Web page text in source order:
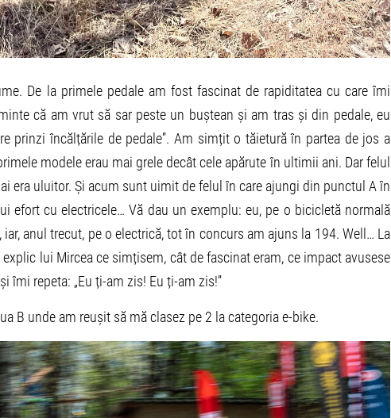
De la primele pedale am fost fascinat de rapiditatea cu care îmi
că am vrut să sar peste un buștean și am tras și din pedale, eu
prinzi încălțările de pedale”. Am simțit o tăietură în partea de jos a
modele erau mai grele decât cele apărute în ultimii ani. Dar felul
era uluitor. Și acum sunt uimit de felul în care ajungi din punctul A în
efort cu electricele… Vă dau un exemplu: eu, pe o bicicletă normală
anul trecut, pe o electrică, tot în concurs am ajuns la 194. Well… La
lui Mircea ce simțisem, cât de fascinat eram, ce impact avusese
îmi repeta: „Eu ți-am zis! Eu ți-am zis!”
B unde am reușit să mă clasez pe 2 la categoria e-bike.